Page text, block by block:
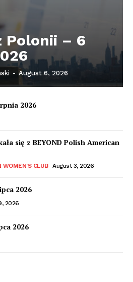
Polonii – 6
- August 6, 2026
2026
się z BEYOND Polish American
WOMEN'S CLUB August 3, 2026
2026
2026
2026